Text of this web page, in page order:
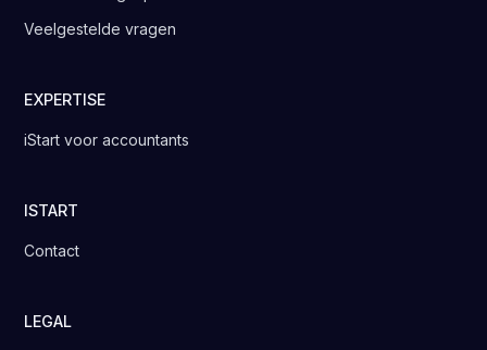
Veelgestelde vragen
EXPERTISE
iStart voor accountants
ISTART
Contact
LEGAL